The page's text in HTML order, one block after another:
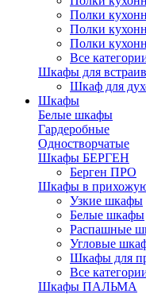
Полки
Полки
Полки
Все
Шкафы для
Шкаф для
Шкафы
Белые шкафы
Гардеробные
Одностворчатые
Шкафы БЕРГЕН
Берген ПРО
Шкафы в
Узкие шкафы
Белые шкафы
Распашные
Угловые
Шкафы для
Все
Шкафы ПАЛЬМА